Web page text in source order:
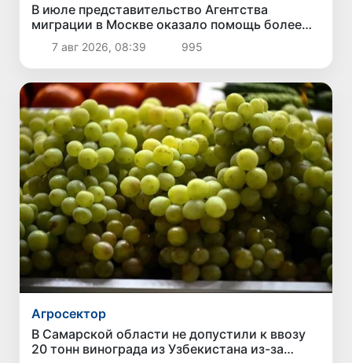
В июле представительство Агентства
миграции в Москве оказало помощь более
1,8 тысячам граждан Узбекистана
7 авг 2026, 08:39 995
Агросектор
В Самарской области не допустили к ввозу
20 тонн винограда из Узбекистана из-за